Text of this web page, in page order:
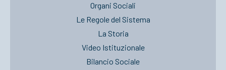
Organi Sociali
Le Regole del Sistema
La Storia
Video Istituzionale
Bilancio Sociale